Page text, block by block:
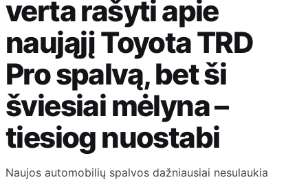
verta rašyti apie
naująjį Toyota TRD
Pro spalvą, bet ši
šviesiai mėlyna –
tiesiog nuostabi
Naujos automobilių spalvos dažniausiai nesulaukia